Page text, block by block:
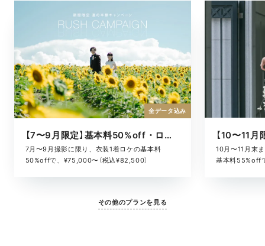
【7〜9月限定】基本料50%off・ロケキャンペーン
7月〜9月撮影に限り、衣装1着ロケの基本料
50%offで、¥75,000〜（税込¥82,500）
全データ込み
10月〜11月末
基本料55%off
その他のプランを見る